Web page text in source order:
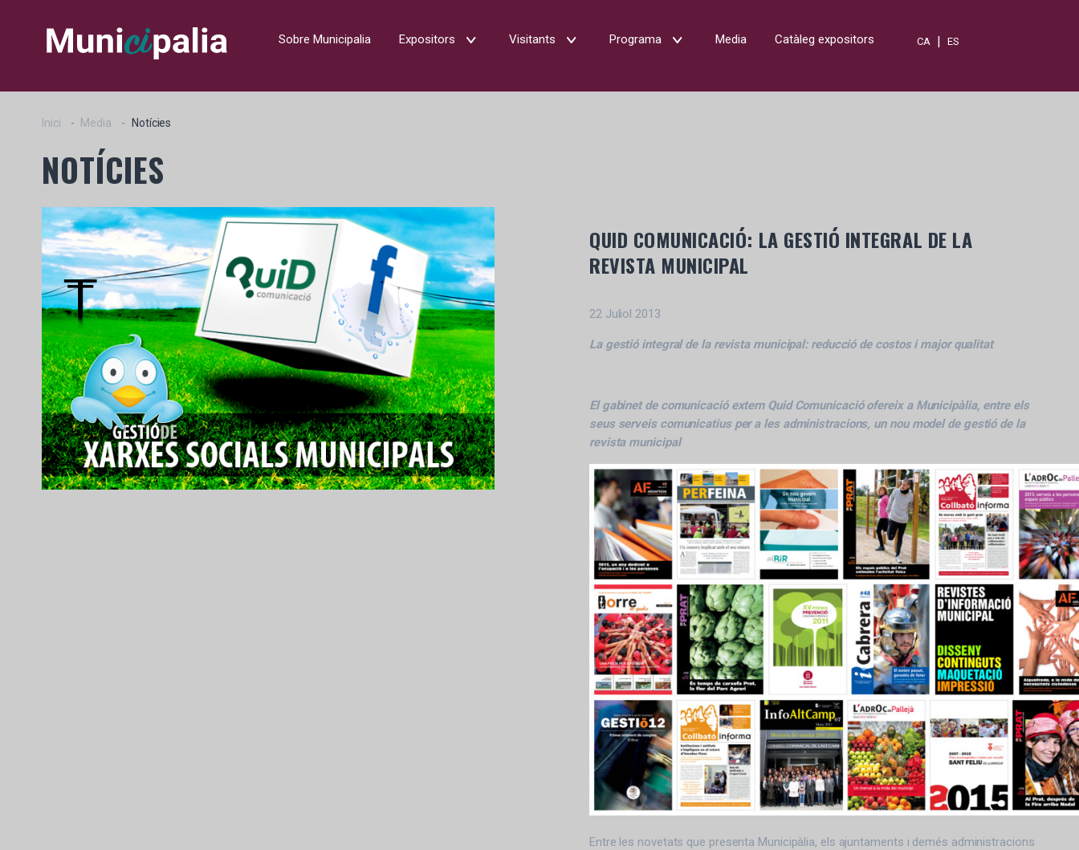
Sobre Municipalia Expositors Visitants Programa Media Catàleg expositors CA |ES
Inici Media Notícies
NOTÍCIES
QUID COMUNICACIÓ: LA GESTIÓ INTEGRAL DE LA
REVISTA MUNICIPAL
22 Juliol 2013
La gestió integral de la revista municipal: reducció de costos i major qualitat
El gabinet de comunicació extern Quid Comunicació ofereix a Municipàlia, entre els
seus serveis comunicatius per a les administracions, un nou model de gestió de la
revista municipal
Entre les novetats que presenta Municipàlia, els ajuntaments i demés administracions